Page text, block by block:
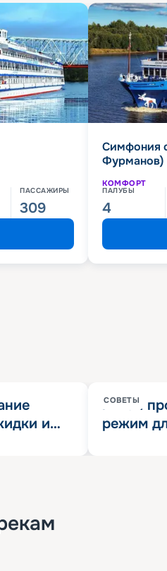
ПАССАЖИРЫ
309
Симфония
Фурманов)
КОМФОРТ
ПАЛУБЫ
4
и
СОВЕТЫ
Китай
режим